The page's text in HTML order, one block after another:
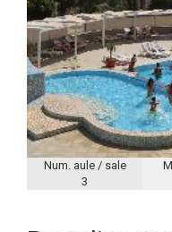
Num. aule / sale
3